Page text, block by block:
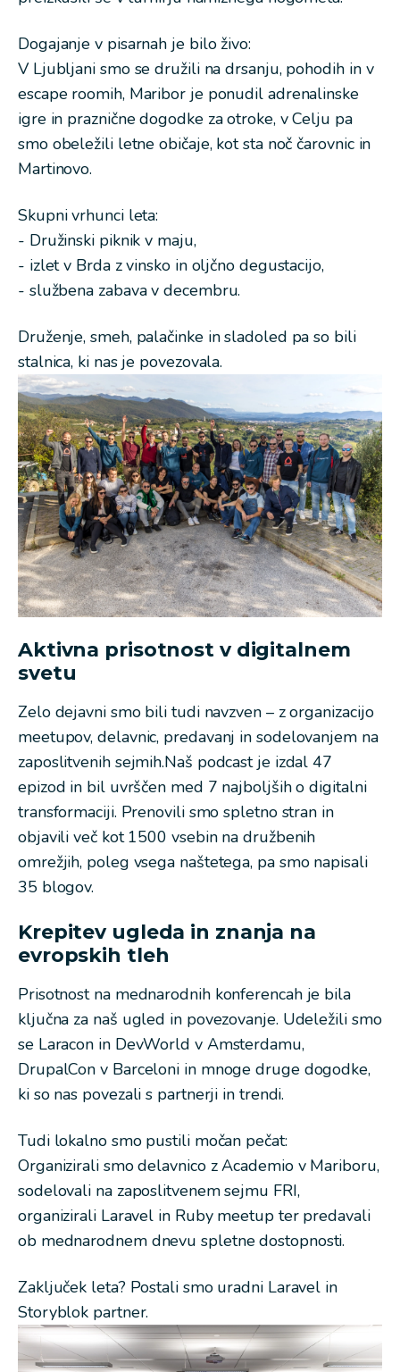
Dogajanje v pisarnah je bilo živo:
V Ljubljani smo se družili na drsanju, pohodih in v
escape roomih, Maribor je ponudil adrenalinske
igre in praznične dogodke za otroke, v Celju pa
smo obeležili letne običaje, kot sta noč čarovnic in
Martinovo.
Skupni vrhunci leta:
- Družinski piknik v maju,
- izlet v Brda z vinsko in oljčno degustacijo,
- službena zabava v decembru.
Druženje, smeh, palačinke in sladoled pa so bili
stalnica, ki nas je povezovala.
Aktivna prisotnost v digitalnem
svetu
Zelo dejavni smo bili tudi navzven – z organizacijo
meetupov, delavnic, predavanj in sodelovanjem na
zaposlitvenih sejmih.Naš podcast je izdal 47
epizod in bil uvrščen med 7 najboljših o digitalni
transformaciji. Prenovili smo spletno stran in
objavili več kot 1500 vsebin na družbenih
omrežjih, poleg vsega naštetega, pa smo napisali
35 blogov.
Krepitev ugleda in znanja na
evropskih tleh
Prisotnost na mednarodnih konferencah je bila
ključna za naš ugled in povezovanje. Udeležili smo
se Laracon in DevWorld v Amsterdamu,
DrupalCon v Barceloni in mnoge druge dogodke,
ki so nas povezali s partnerji in trendi.
Tudi lokalno smo pustili močan pečat:
Organizirali smo delavnico z Academio v Mariboru,
sodelovali na zaposlitvenem sejmu FRI,
organizirali Laravel in Ruby meetup ter predavali
ob mednarodnem dnevu spletne dostopnosti.
Zaključek leta? Postali smo uradni Laravel in
Storyblok partner.